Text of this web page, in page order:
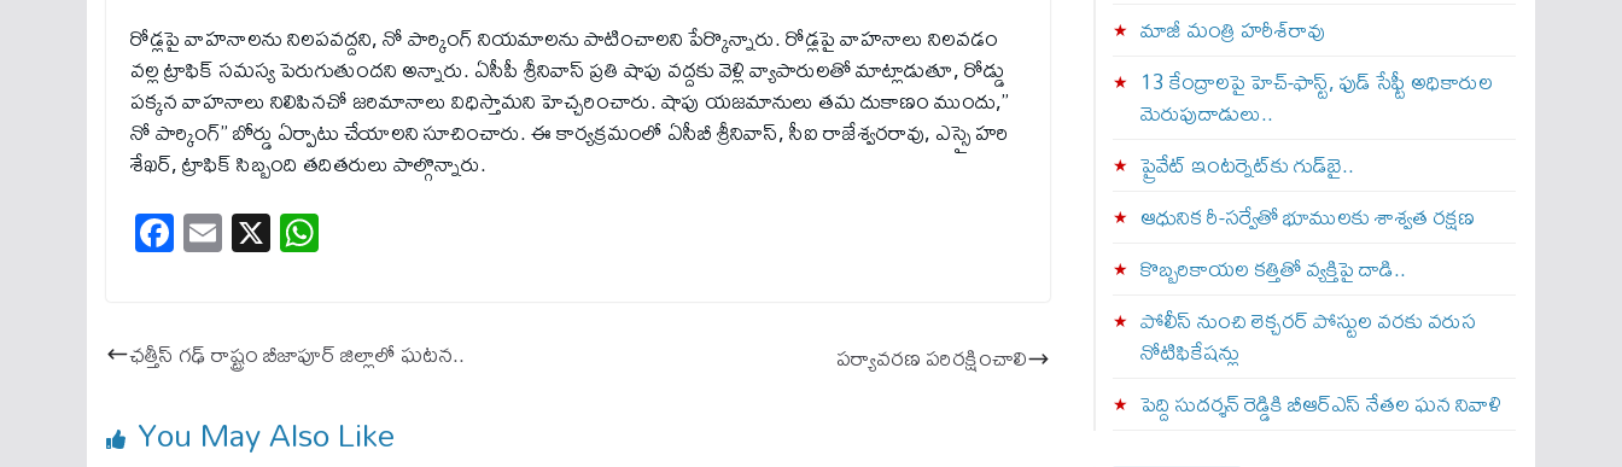
రోడ్లపై వాహనాలను నిలపవద్దని, నో పార్కింగ్ నియమాలను పాటించాలని పేర్కొన్నారు. రోడ్లపై వాహనాలు నిలవడం
వ‌ల్ల ట్రాఫిక్ స‌మ‌స్య‌ పెరుగుతుందని అన్నారు. ఏసీపీ శ్రీ‌నివాస్‌ ప్రతి షాపు వద్దకు వెళ్లి వ్యాపారులతో మాట్లాడుతూ, రోడ్డు
ప‌క్క‌న‌ వాహనాలు నిలిపినచో జ‌రిమానాలు విధిస్తామని హెచ్చ‌రించారు. షాపు యజమానులు తమ దుకాణం ముందు,”
నో పార్కింగ్” బోర్డు ఏర్పాటు చేయాలని సూచించారు. ఈ కార్యక్రమంలో ఏసీబీ శ్రీనివాస్, సీఐ రాజేశ్వరరావు, ఎస్సై హరి
శేఖర్, ట్రాఫిక్ సిబ్బంది తదితరులు పాల్గొన్నారు.
Fa
ce
ok
E
m
X
A
ఛ‌త్తీస్ గ‌ఢ్‌ రాష్ట్రం బీజాపూర్‌ జిల్లాలో ఘటన.. ప‌ర్యావ‌ర‌ణ ప‌రిర‌క్షించాలి
You May Also Like
మాజీ మంత్రి హరీశ్‌రావు
13 కేంద్రాలపై హెచ్-ఫాస్ట్, ఫుడ్ సేఫ్టీ అధికారుల
మెరుపుదాడులు..
ప్రైవేట్‌ ఇంటర్నెట్‌కు గుడ్‌బై..
ఆధునిక రీ-సర్వేతో భూములకు శాశ్వత రక్షణ
కొబ్బరికాయల కత్తితో వ్యక్తిపై దాడి..
పోలీస్ నుంచి లెక్చరర్ పోస్టుల వరకు వరుస
నోటిఫికేషన్లు
పెద్ది సుదర్శన్ రెడ్డికి బీఆర్‌ఎస్ నేతల ఘన నివాళి